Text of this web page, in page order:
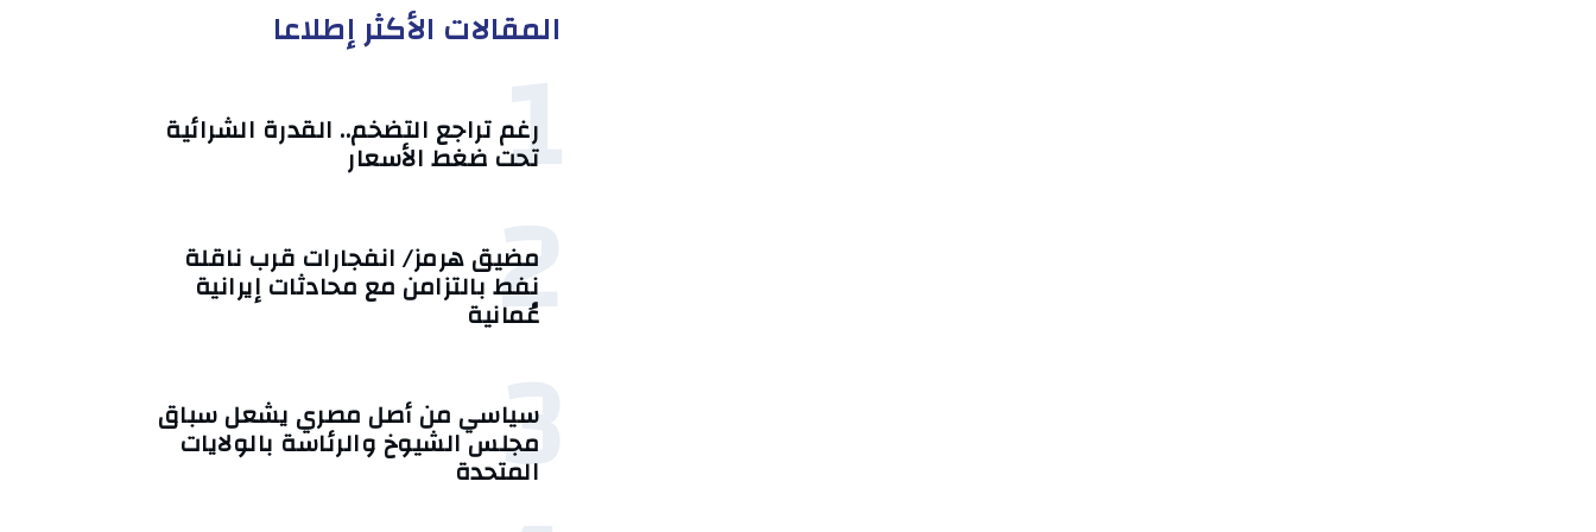
المقالات الأكثر إطلاعا
1
رغم تراجع التضخم.. القدرة الشرائية
تحت ضغط الأسعار
2
مضيق هرمز/ انفجارات قرب ناقلة
نفط بالتزامن مع محادثات إيرانية
عُمانية
3
سياسي من أصل مصري يشعل سباق
مجلس الشيوخ والرئاسة بالولايات
المتحدة